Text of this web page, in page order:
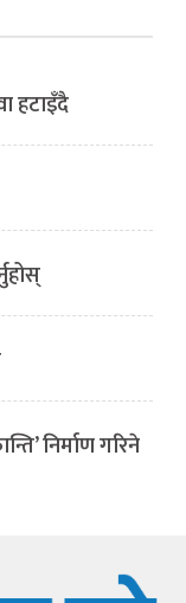
हटाइँदै
निर्माण गरिने